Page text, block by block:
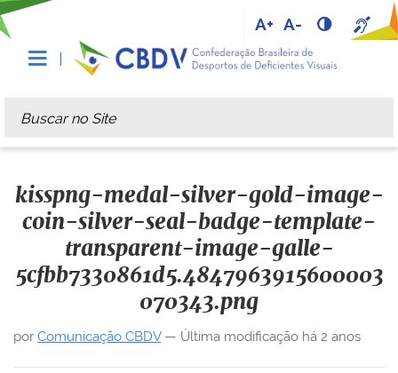
A+ A-
Busca
Busca Avançada…
kisspng-medal-silver-gold-image-
coin-silver-seal-badge-template-
transparent-image-galle-
5cfbb7330861d5.4847963915600003
070343.png
por Comunicação CBDV— Última modificação há 2 anos